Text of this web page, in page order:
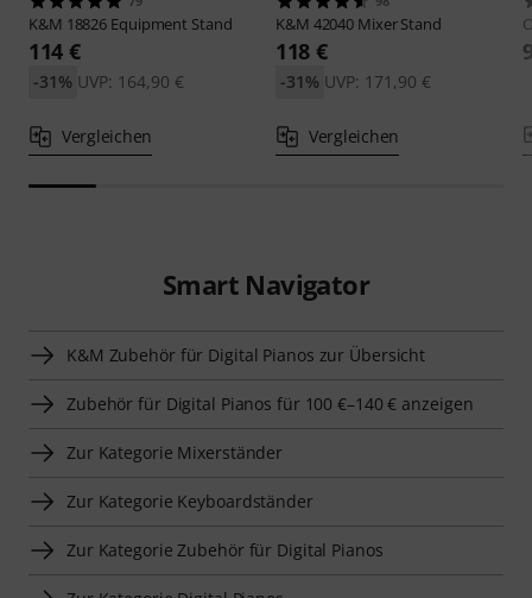
K&M 18826 Equipment Stand
114 €
UVP: 164,90 €
-31%
Vergleichen
K&M 42040 Mixer Stand
118 €
UVP: 171,90 €
-31%
Vergleichen
Smart Navigator
K&M Zubehör für Digital Pianos zur Übersicht
Zubehör für Digital Pianos für 100 €–140 € anzeigen
Zur Kategorie Mixerständer
Zur Kategorie Keyboardständer
Zur Kategorie Zubehör für Digital Pianos